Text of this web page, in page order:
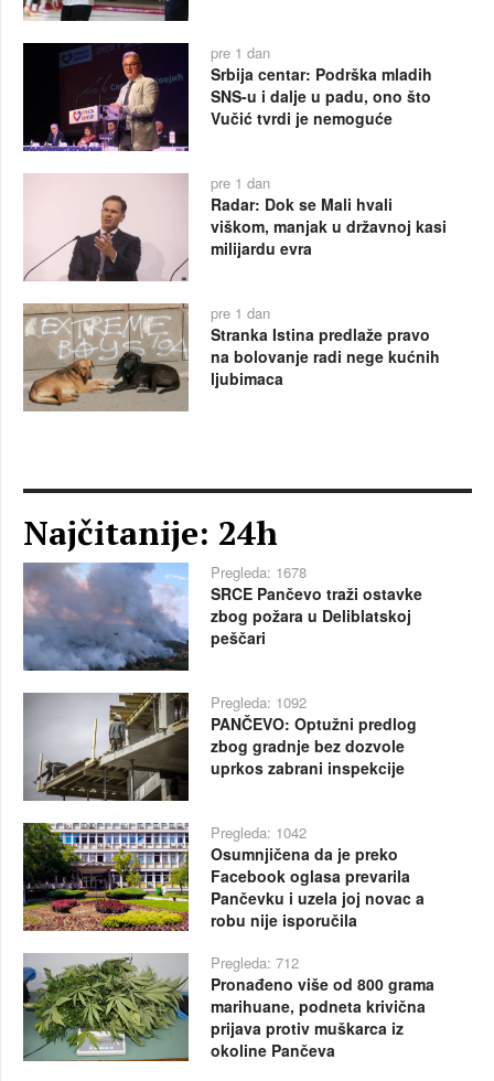
pre 1 dan
Srbija centar: Podrška mladih
SNS-u i dalje u padu, ono što
Vučić tvrdi je nemoguće
pre 1 dan
Radar: Dok se Mali hvali
viškom, manjak u državnoj kasi
milijardu evra
pre 1 dan
Stranka Istina predlaže pravo
na bolovanje radi nege kućnih
ljubimaca
Najčitanije: 24h
Pregleda: 1678
SRCE Pančevo traži ostavke
zbog požara u Deliblatskoj
peščari
Pregleda: 1092
PANČEVO: Optužni predlog
zbog gradnje bez dozvole
uprkos zabrani inspekcije
Pregleda: 1042
Osumnjičena da je preko
Facebook oglasa prevarila
Pančevku i uzela joj novac a
robu nije isporučila
Pregleda: 712
Pronađeno više od 800 grama
marihuane, podneta krivična
prijava protiv muškarca iz
okoline Pančeva